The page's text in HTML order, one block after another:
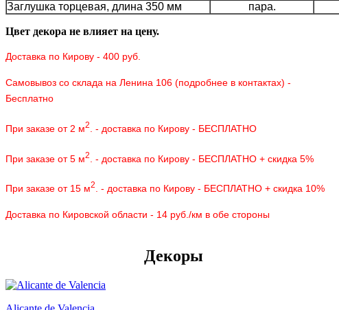
Заглушка торцевая, длина 350 мм
пара.
Цвет декора не влияет на цену.
Доставка по Кирову - 400 руб.
Самовывоз со склада на Ленина 106 (подробнее в контактах) -
Бесплатно
При заказе от 2 м2 . - доставка по Кирову - БЕСПЛАТНО
При заказе от 5 м2 . - доставка по Кирову - БЕСПЛАТНО + скидка 5%
При заказе от 15 м2 . - доставка по Кирову - БЕСПЛАТНО + скидка 10%
Доставка по Кировской области - 14 руб./км в обе стороны
Декоры